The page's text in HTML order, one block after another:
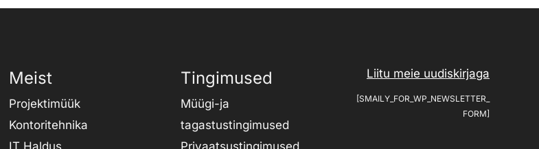
Meist
Projektimüük
Kontoritehnika
IT Haldus
Tingimused
Müügi-ja
tagastustingimused
Privaatsustingimused
Liitu meie uudiskirjaga
[SMAILY_FOR_WP_NEWSLETTER_
FORM]